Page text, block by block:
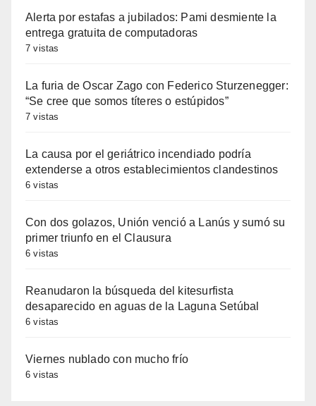
Alerta por estafas a jubilados: Pami desmiente la
entrega gratuita de computadoras
7 vistas
La furia de Oscar Zago con Federico Sturzenegger:
“Se cree que somos títeres o estúpidos”
7 vistas
La causa por el geriátrico incendiado podría
extenderse a otros establecimientos clandestinos
6 vistas
Con dos golazos, Unión venció a Lanús y sumó su
primer triunfo en el Clausura
6 vistas
Reanudaron la búsqueda del kitesurfista
desaparecido en aguas de la Laguna Setúbal
6 vistas
Viernes nublado con mucho frío
6 vistas